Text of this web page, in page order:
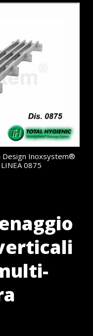
Design Inoxsystem®
0875